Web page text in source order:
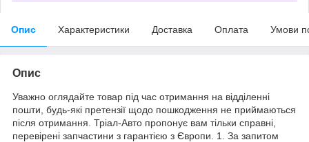
Опис Характеристики Доставка Оплата Умови
Опис
Уважно оглядайте товар під час отримання на відділенні
пошти, будь-які претензії щодо пошкодження не приймаються
після отримання. Тріал-Авто пропонує вам тільки справні,
перевірені запчастини з гарантією з Європи. 1. За запитом